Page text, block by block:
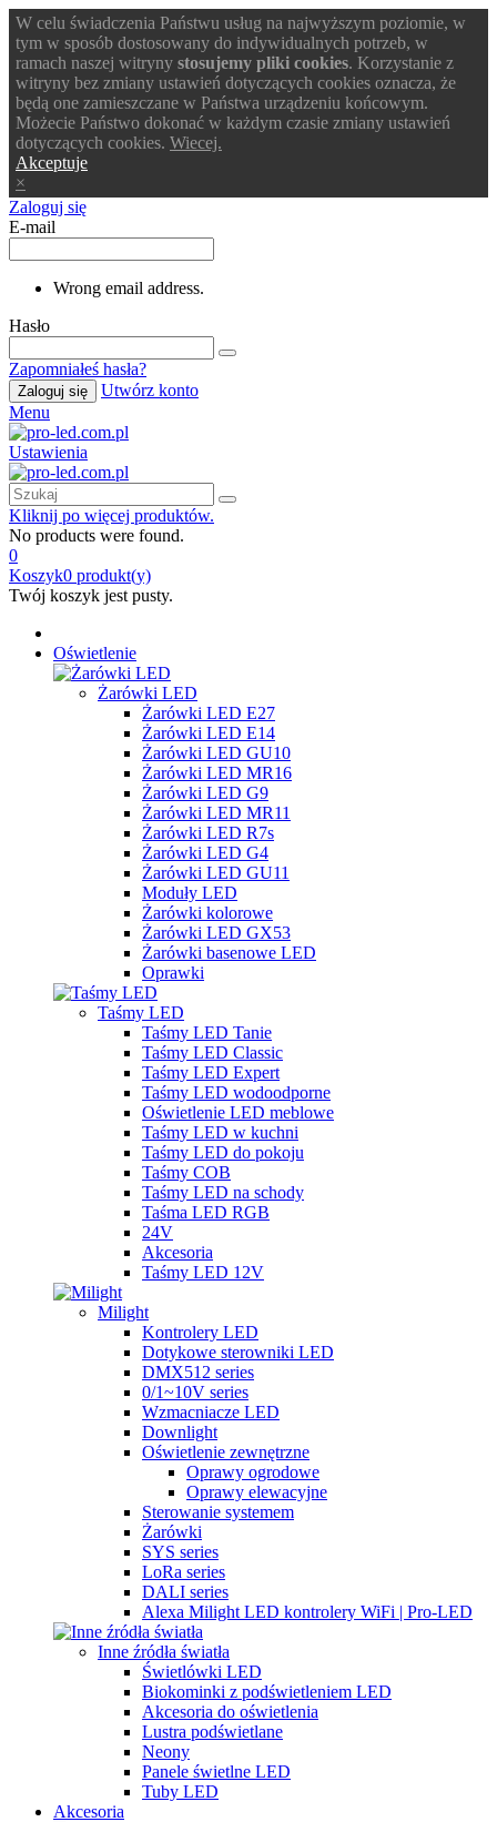
W celu świadczenia Państwu usług na najwyższym poziomie, w
tym w sposób dostosowany do indywidualnych potrzeb, w
ramach naszej witryny stosujemy pliki cookies. Korzystanie z
witryny bez zmiany ustawień dotyczących cookies oznacza, że
będą one zamieszczane w Państwa urządzeniu końcowym.
Możecie Państwo dokonać w każdym czasie zmiany ustawień
dotyczących cookies. Wiecej.
Akceptuje
×
Zaloguj się
E-mail
Wrong email address.
Hasło
Zapomniałeś hasła?
Zaloguj się
Utwórz konto
Menu
Ustawienia
Kliknij po więcej produktów.
No products were found.
0
Koszyk0 produkt(y)
Twój koszyk jest pusty.
Oświetlenie
Żarówki LED
Żarówki LED E27
Żarówki LED E14
Żarówki LED GU10
Żarówki LED MR16
Żarówki LED G9
Żarówki LED MR11
Żarówki LED R7s
Żarówki LED G4
Żarówki LED GU11
Moduły LED
Żarówki kolorowe
Żarówki LED GX53
Żarówki basenowe LED
Oprawki
Taśmy LED
Taśmy LED Tanie
Taśmy LED Classic
Taśmy LED Expert
Taśmy LED wodoodporne
Oświetlenie LED meblowe
Taśmy LED w kuchni
Taśmy LED do pokoju
Taśmy COB
Taśmy LED na schody
Taśma LED RGB
24V
Akcesoria
Taśmy LED 12V
Milight
Kontrolery LED
Dotykowe sterowniki LED
DMX512 series
0/1~10V series
Wzmacniacze LED
Downlight
Oświetlenie zewnętrzne
Oprawy ogrodowe
Oprawy elewacyjne
Sterowanie systemem
Żarówki
SYS series
LoRa series
DALI series
Alexa Milight LED kontrolery WiFi | Pro-LED
Inne źródła światła
Świetlówki LED
Biokominki z podświetleniem LED
Akcesoria do oświetlenia
Lustra podświetlane
Neony
Panele świetlne LED
Tuby LED
Akcesoria